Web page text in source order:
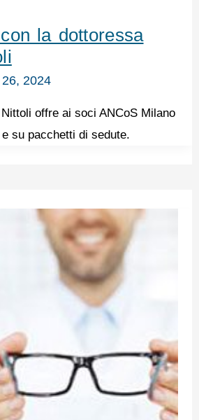
la dottoressa
2024
offre ai soci ANCoS Milano
su pacchetti di sedute.